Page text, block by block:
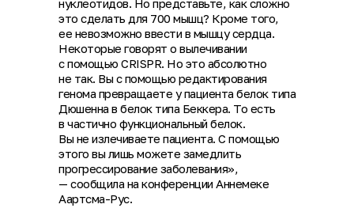
нуклеотидов. Но представьте, как сложно
это сделать для 700 мышц? Кроме того,
ее невозможно ввести в мышцу сердца.
Некоторые говорят о вылечивании
с помощью CRISPR. Но это абсолютно
не так. Вы с помощью редактирования
генома превращаете у пациента белок типа
Дюшенна в белок типа Беккера. То есть
в частично функциональный белок.
Вы не излечиваете пациента. С помощью
этого вы лишь можете замедлить
прогрессирование заболевания»,
— сообщила на конференции Аннемеке
Аартсма-Рус.